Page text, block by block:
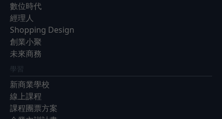
數位時代
經理人
Shopping Design
創業小聚
未來商務
學習
新商業學校
線上課程
課程團票方案